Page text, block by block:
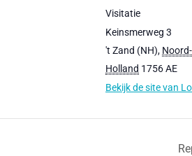
Visitatie
Keinsmerweg 3
't Zand (NH), Noord-
Holland 1756 AE
Bekijk de site van